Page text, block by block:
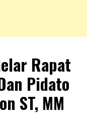
Rapat
Pidato
ST, MM